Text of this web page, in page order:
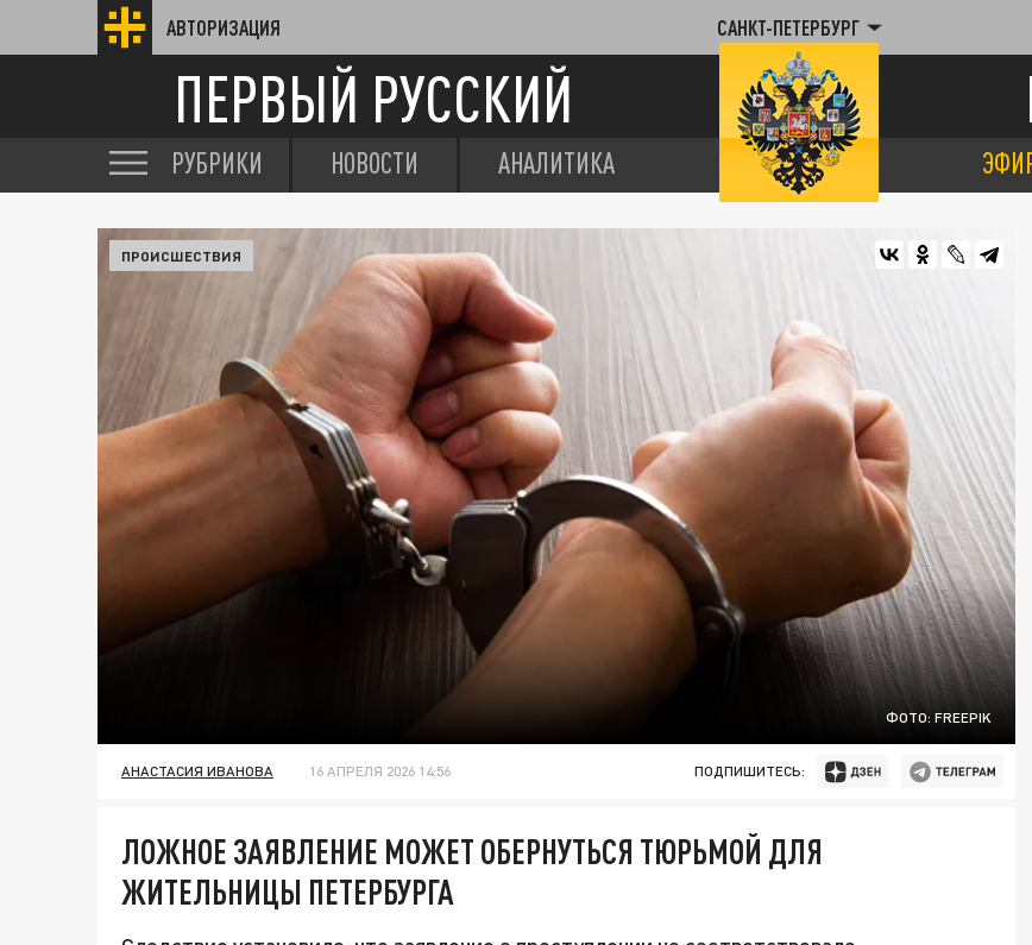
АВТОРИЗАЦИЯ САНКТ-ПЕТЕРБУРГ
ПЕРВЫЙ РУССКИЙ
РУБРИКИ НОВОСТИ АНАЛИТИКА
ФОТО: FREEPIK
ПРОИСШЕСТВИЯ
АНАСТАСИЯ ИВАНОВА 16 АПРЕЛЯ 2026 14:56 ПОДПИШИТЕСЬ:
ЛОЖНОЕ ЗАЯВЛЕНИЕ МОЖЕТ ОБЕРНУТЬСЯ ТЮРЬМОЙ ДЛЯ
ЖИТЕЛЬНИЦЫ ПЕТЕРБУРГА